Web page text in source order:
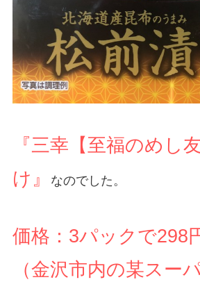
『三幸【至福のめし
け』
なのでした。
価格：3パックで298
（金沢市内の某スーパ